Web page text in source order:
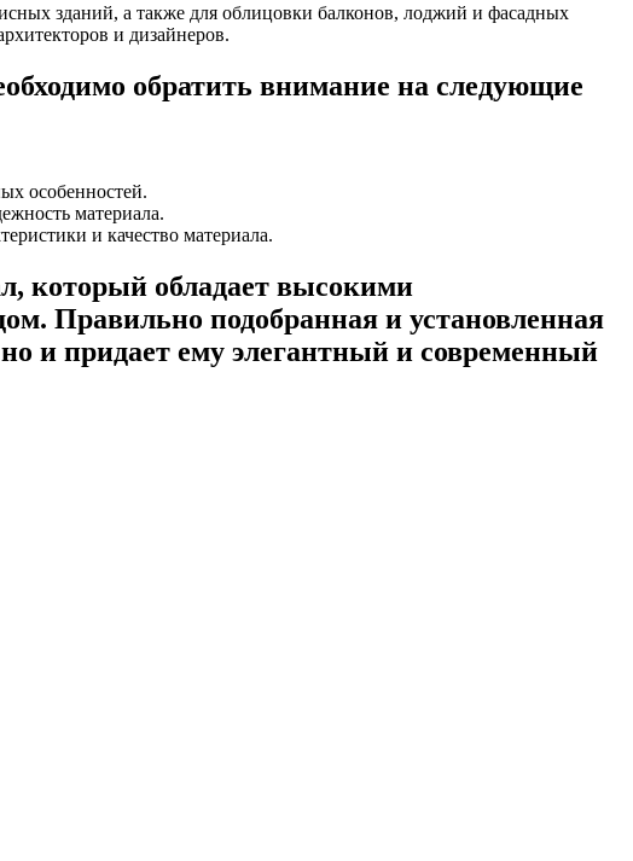
зданий, а также для облицовки балконов, лоджий и фасадных
и дизайнеров.
обратить внимание на следующие
особенностей.
материала.
и качество материала.
который обладает высокими
Правильно подобранная и установленная
и придает ему элегантный и современный